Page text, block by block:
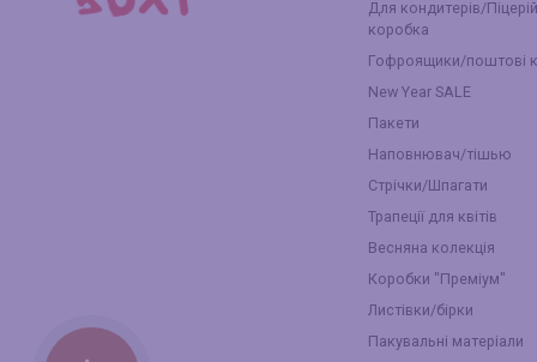
Для кондитерів/
коробка
Гофроящики/поштові
New Year SALE
Пакети
Наповнювач/тішью
Стрічки/Шпагати
Трапеції для квітів
Весняна колекція
Коробки "Преміум"
Листівки/бірки
Пакувальні матеріали